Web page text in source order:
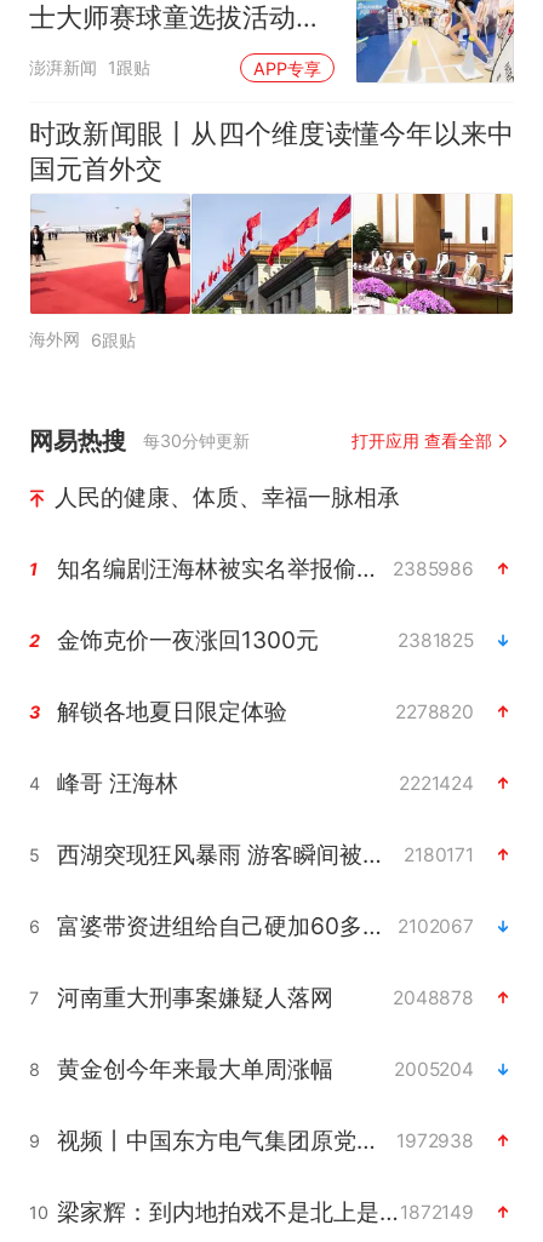
士大师赛球童选拔活动启
动
澎湃新闻 1跟贴 APP专享
时政新闻眼丨从四个维度读懂今年以来中
国元首外交
海外网 6跟贴
网易热搜 每30分钟更新 打开应用 查看全部
人民的健康、体质、幸福一脉相承
1 知名编剧汪海林被实名举报偷税漏税 2385986
2 金饰克价一夜涨回1300元 2381825
3 解锁各地夏日限定体验 2278820
4 峰哥 汪海林 2221424
5 西湖突现狂风暴雨 游客瞬间被浇透 2180171
6 富婆带资进组给自己硬加60多场吻戏 2102067
7 河南重大刑事案嫌疑人落网 2048878
8 黄金创今年来最大单周涨幅 2005204
9 视频丨中国东方电气集团原党组副书记、董事宋致远被查 1972938
10 梁家辉：到内地拍戏不是北上是回归1872149